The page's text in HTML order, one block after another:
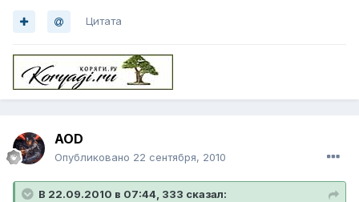
Цитата
AOD
Опубликовано 22 сентября, 2010
В 22.09.2010 в 07:44, 333 сказал: